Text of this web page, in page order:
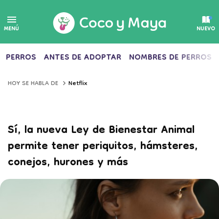
MENÚ NUEVO
PERROS ANTES DE ADOPTAR NOMBRES DE PERROS
HOY SE HABLA DE Netflix
Sí, la nueva Ley de Bienestar Animal
permite tener periquitos, hámsteres,
conejos, hurones y más